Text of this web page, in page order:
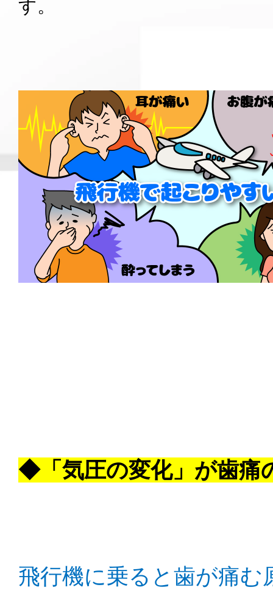
す。
◆「気圧の変化」が歯痛
飛行機に乗ると歯が痛む